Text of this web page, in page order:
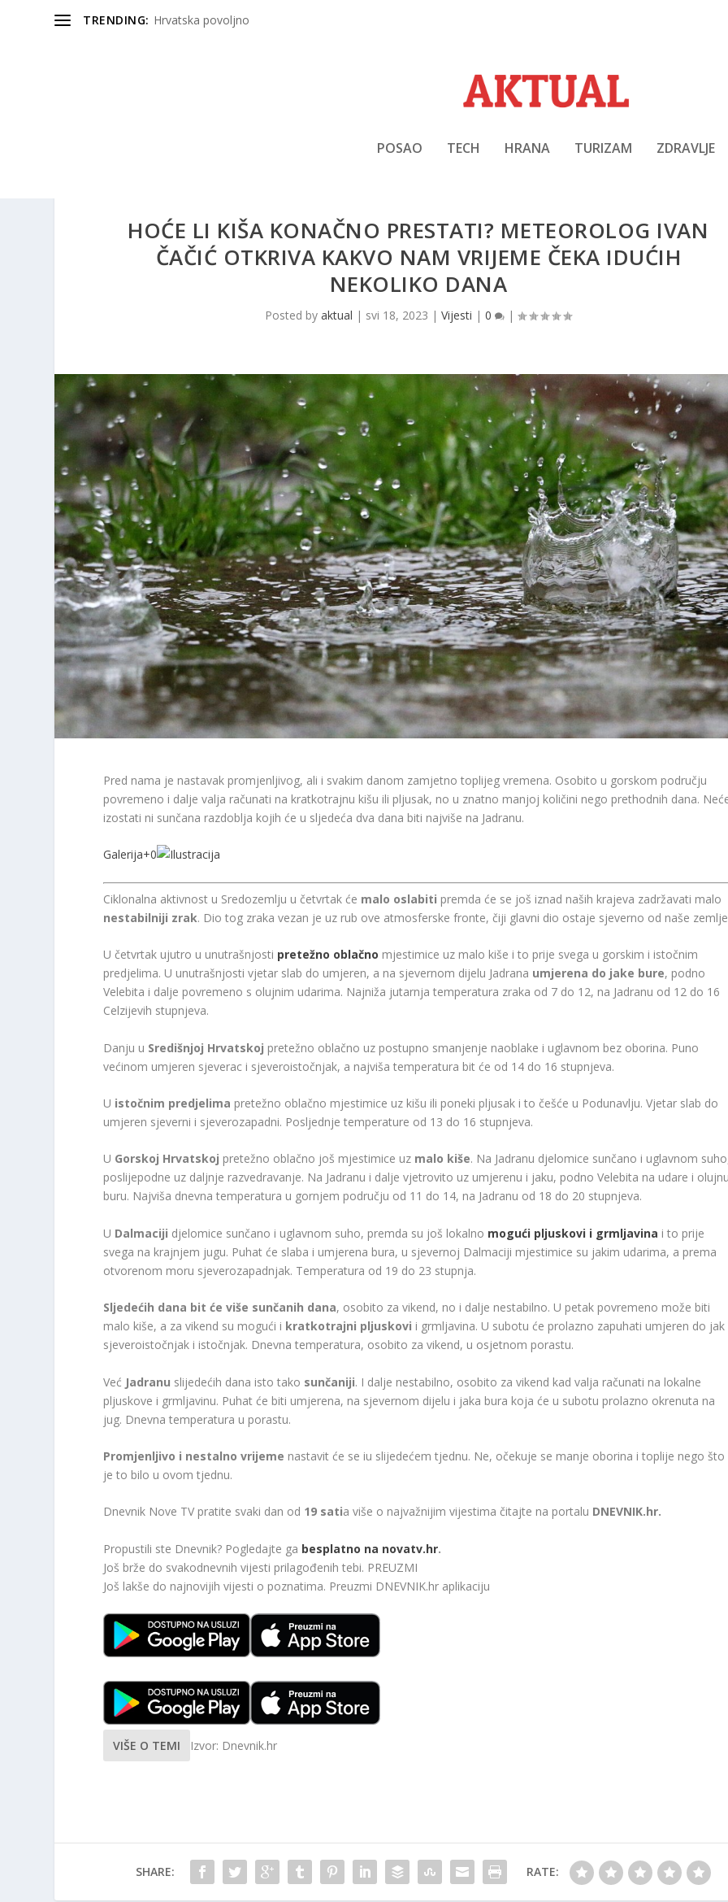
TRENDING: Hrvatska povoljno
POSAO TECH HRANA TURIZAM ZDRAVLJE
HOĆE LI KIŠA KONAČNO PRESTATI? METEOROLOG IVAN
ČAČIĆ OTKRIVA KAKVO NAM VRIJEME ČEKA IDUĆIH
NEKOLIKO DANA
Posted byaktual | svi 18, 2023 |Vijesti |0 |
Pred nama je nastavak promjenljivog, ali i svakim danom zamjetno toplijeg vremena. Osobito u gorskom području
povremeno i dalje valja računati na kratkotrajnu kišu ili pljusak, no u znatno manjoj količini nego prethodnih dana.
izostati ni sunčana razdoblja kojih će u sljedeća dva dana biti najviše na Jadranu.
Galerija+0
Ciklonalna aktivnost u Sredozemlju u četvrtak će malo oslabiti premda će se još iznad naših krajeva zadržavati malo
nestabilniji zrak. Dio tog zraka vezan je uz rub ove atmosferske fronte, čiji glavni dio ostaje sjeverno od naše
U četvrtak ujutro u unutrašnjosti pretežno oblačno mjestimice uz malo kiše i to prije svega u gorskim i istočnim
predjelima. U unutrašnjosti vjetar slab do umjeren, a na sjevernom dijelu Jadrana umjerena do jake bure, podno
Velebita i dalje povremeno s olujnim udarima. Najniža jutarnja temperatura zraka od 7 do 12, na Jadranu od 12 do 16
Celzijevih stupnjeva.
Danju u Središnjoj Hrvatskoj pretežno oblačno uz postupno smanjenje naoblake i uglavnom bez oborina. Puno
većinom umjeren sjeverac i sjeveroistočnjak, a najviša temperatura bit će od 14 do 16 stupnjeva.
U istočnim predjelima pretežno oblačno mjestimice uz kišu ili poneki pljusak i to češće u Podunavlju. Vjetar slab do
umjeren sjeverni i sjeverozapadni. Posljednje temperature od 13 do 16 stupnjeva.
U Gorskoj Hrvatskoj pretežno oblačno još mjestimice uz malo kiše. Na Jadranu djelomice sunčano i uglavnom
poslijepodne uz daljnje razvedravanje. Na Jadranu i dalje vjetrovito uz umjerenu i jaku, podno Velebita na udare i
buru. Najviša dnevna temperatura u gornjem području od 11 do 14, na Jadranu od 18 do 20 stupnjeva.
U Dalmaciji djelomice sunčano i uglavnom suho, premda su još lokalno mogući pljuskovi i grmljavina i to prije
svega na krajnjem jugu. Puhat će slaba i umjerena bura, u sjevernoj Dalmaciji mjestimice su jakim udarima, a prema
otvorenom moru sjeverozapadnjak. Temperatura od 19 do 23 stupnja.
Sljedećih dana bit će više sunčanih dana, osobito za vikend, no i dalje nestabilno. U petak povremeno može biti
malo kiše, a za vikend su mogući i kratkotrajni pljuskovi i grmljavina. U subotu će prolazno zapuhati umjeren do jak
sjeveroistočnjak i istočnjak. Dnevna temperatura, osobito za vikend, u osjetnom porastu.
Već Jadranu slijedećih dana isto tako sunčaniji. I dalje nestabilno, osobito za vikend kad valja računati na lokalne
pljuskove i grmljavinu. Puhat će biti umjerena, na sjevernom dijelu i jaka bura koja će u subotu prolazno okrenuta na
jug. Dnevna temperatura u porastu.
Promjenljivo i nestalno vrijeme nastavit će se iu slijedećem tjednu. Ne, očekuje se manje oborina i toplije nego što
je to bilo u ovom tjednu.
Dnevnik Nove TV pratite svaki dan od 19 satia više o najvažnijim vijestima čitajte na portalu DNEVNIK.hr.
Propustili ste Dnevnik? Pogledajte ga besplatno na novatv.hr.
Još brže do svakodnevnih vijesti prilagođenih tebi. PREUZMI
Još lakše do najnovijih vijesti o poznatima. Preuzmi DNEVNIK.hr aplikaciju
VIŠE O TEMI Izvor: Dnevnik.hr
SHARE: RATE: